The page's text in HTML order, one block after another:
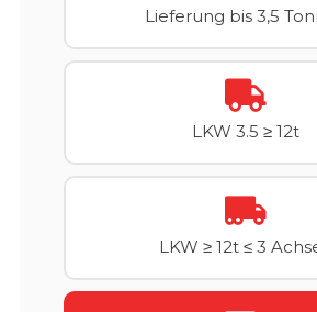
Lieferung bis 3,5
LKW 3.5 ≥ 12t
LKW ≥ 12t ≤ 3